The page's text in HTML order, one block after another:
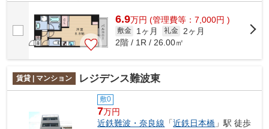
6.9万円 (管理費等：7,000円 )
敷金 1ヶ月 礼金
2ヶ月
2階 / 1R / 26.00㎡
賃貸 | マンション レジデンス難波東
敷0
7万円
近鉄難波・奈良線 「近鉄日本橋 」駅 徒歩